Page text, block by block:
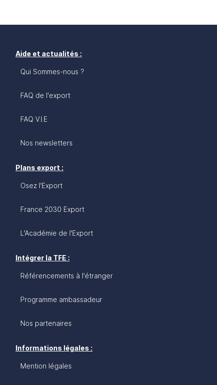
Aide et actualités :
Qui Sommes-nous ?
FAQ de l'export
FAQ V.I.E
Nos newsletters
Plans export :
Osez l'Export
France 2030 Export
L'Académie de l'Export
Intégrer la TFE :
Référencements à l'étranger
Programme ambassadeur
Nos partenaires
Informations légales :
Mention légales